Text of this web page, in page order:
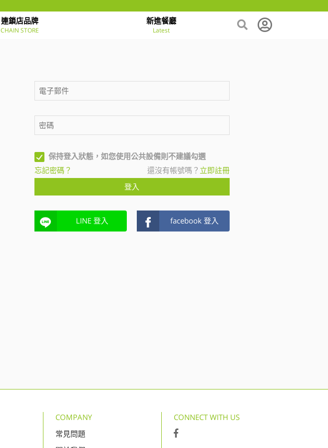
連鎖店品牌
CHAIN STORE
新進餐廳
Latest
保持登入狀態，如您使用公共設備則不建議勾選
忘記密碼？
還沒有帳號嗎？ 立即註冊
登入
LINE 登入 facebook 登入
COMPANY
常見問題
CONNECT WITH US